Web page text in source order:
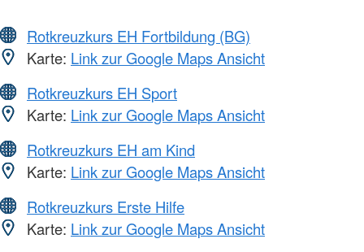
Rotkreuzkurs EH Fortbildung (BG)
Karte: Link zur Google Maps Ansicht
Rotkreuzkurs EH Sport
Karte: Link zur Google Maps Ansicht
Rotkreuzkurs EH am Kind
Karte: Link zur Google Maps Ansicht
Rotkreuzkurs Erste Hilfe
Karte: Link zur Google Maps Ansicht